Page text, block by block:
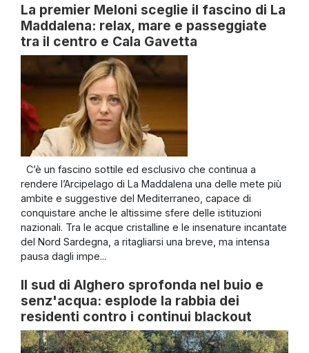
La premier Meloni sceglie il fascino di La
Maddalena: relax, mare e passeggiate
tra il centro e Cala Gavetta
C’è un fascino sottile ed esclusivo che continua a
rendere l’Arcipelago di La Maddalena una delle mete più
ambite e suggestive del Mediterraneo, capace di
conquistare anche le altissime sfere delle istituzioni
nazionali. Tra le acque cristalline e le insenature incantate
del Nord Sardegna, a ritagliarsi una breve, ma intensa
pausa dagli impe...
Il sud di Alghero sprofonda nel buio e
senz'acqua: esplode la rabbia dei
residenti contro i continui blackout